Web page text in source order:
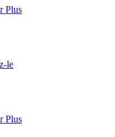
Plus
le
Plus